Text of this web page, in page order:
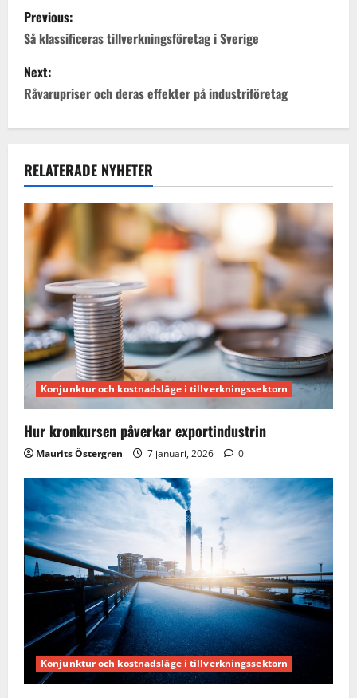
P
o
s
t
a
v
i
g
a
t
i
o
n
Previous:
Så klassificeras tillverkningsföretag i Sverige
Next:
Råvarupriser och deras effekter på industriföretag
RELATERADE NYHETER
Konjunktur och kostnadsläge i tillverkningssektorn
Hur kronkursen påverkar exportindustrin
Maurits Östergren 7 januari, 2026 0
Konjunktur och kostnadsläge i tillverkningssektorn